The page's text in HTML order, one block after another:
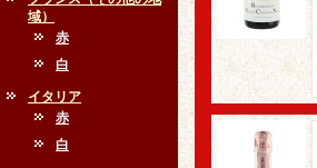
域）
赤
白
イタリア
赤
白